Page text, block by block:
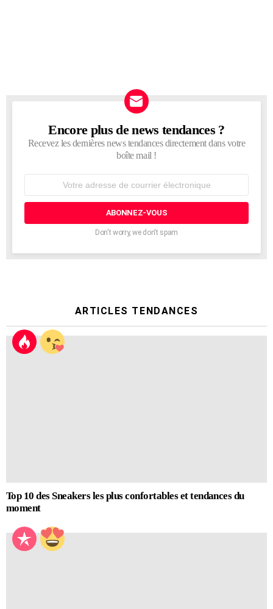
NEWSLETTER
Encore plus de news tendances ?
Recevez les dernières news tendances directement dans votre
boîte mail !
courrier
Don't worry, we don't spam
ARTICLES TENDANCES
Top 10 des Sneakers les plus confortables et tendances du
moment